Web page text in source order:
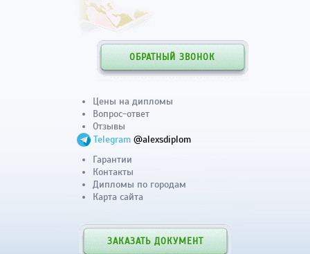
ОБРАТНЫЙ ЗВОНОК
Цены на дипломы
Вопрос-ответ
Отзывы
Telegram @alexsdiplom
Гарантии
Контакты
Дипломы по городам
Карта сайта
ЗАКАЗАТЬ ДОКУМЕНТ